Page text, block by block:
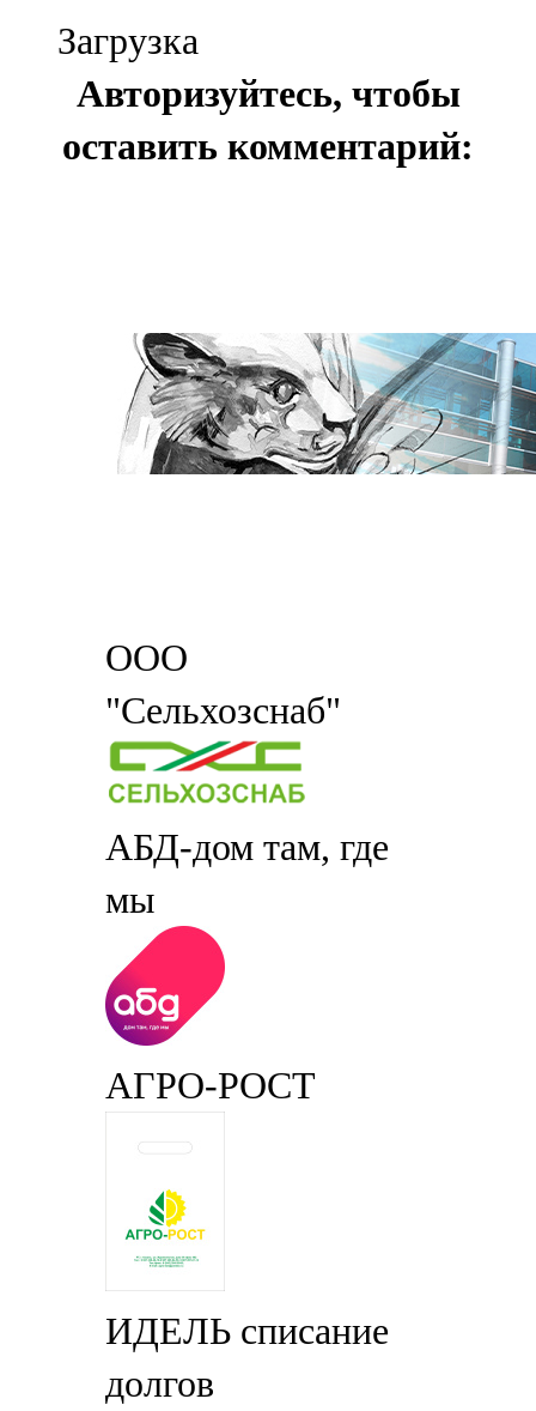
Загрузка
Авторизуйтесь, чтобы
оставить комментарий:
ООО
"Сельхозснаб"
АБД-дом там, где
мы
АГРО-РОСТ
ИДЕЛЬ списание
долгов